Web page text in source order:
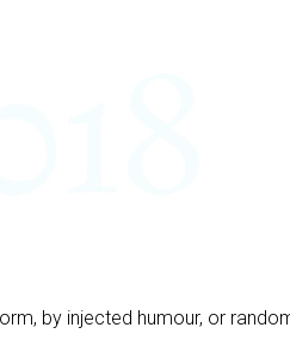
by injected humour, or